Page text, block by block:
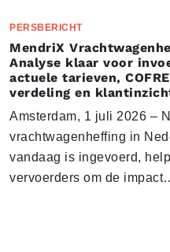
PERSBERICHT
MendriX
Analyse klaar voor
actuele tarieven,
verdeling en
Amsterdam, 1 juli 2026 –
vrachtwagenheffing in
vandaag is ingevoerd,
vervoerders om de